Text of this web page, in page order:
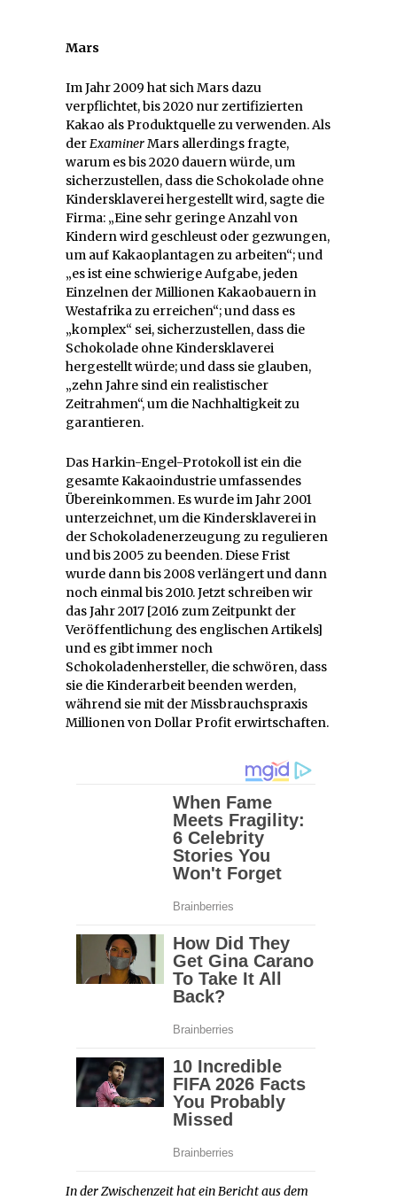
Mars
Im Jahr 2009 hat sich Mars dazu
verpflichtet, bis 2020 nur zertifizierten
Kakao als Produktquelle zu verwenden. Als
derExaminerMars allerdings fragte,
warum es bis 2020 dauern würde, um
sicherzustellen, dass die Schokolade ohne
Kindersklaverei hergestellt wird, sagte die
Firma: „Eine sehr geringe Anzahl von
Kindern wird geschleust oder gezwungen,
um auf Kakaoplantagen zu arbeiten“; und
„es ist eine schwierige Aufgabe, jeden
Einzelnen der Millionen Kakaobauern in
Westafrika zu erreichen“; und dass es
„komplex“ sei, sicherzustellen, dass die
Schokolade ohne Kindersklaverei
hergestellt würde; und dass sie glauben,
„zehn Jahre sind ein realistischer
Zeitrahmen“, um die Nachhaltigkeit zu
garantieren.
Das Harkin-Engel-Protokoll ist ein die
gesamte Kakaoindustrie umfassendes
Übereinkommen. Es wurde im Jahr 2001
unterzeichnet, um die Kindersklaverei in
der Schokoladenerzeugung zu regulieren
und bis 2005 zu beenden. Diese Frist
wurde dann bis 2008 verlängert und dann
noch einmal bis 2010. Jetzt schreiben wir
das Jahr 2017 [2016 zum Zeitpunkt der
Veröffentlichung des englischen Artikels]
und es gibt immer noch
Schokoladenhersteller, die schwören, dass
sie die Kinderarbeit beenden werden,
während sie mit der Missbrauchspraxis
Millionen von Dollar Profit erwirtschaften.
In der Zwischenzeit hat ein Bericht aus dem